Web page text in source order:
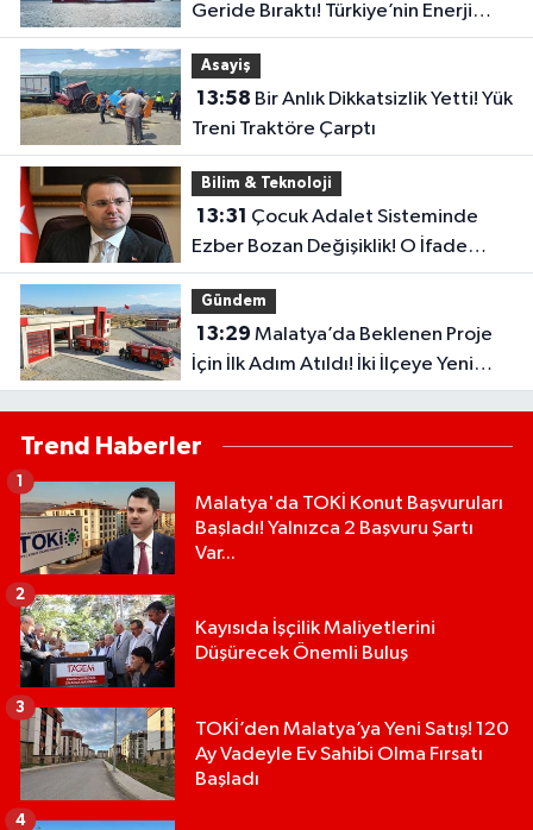
Geride Bıraktı! Türkiye’nin Enerji
Arayışında Yeni Dönem
Asayiş
13:58
Treni Traktöre Çarptı
Bilim & Teknoloji
13:31
Ezber Bozan Değişiklik! O İfade
Artık Tarihe Karışıyor
Gündem
13:29
İçin İlk Adım Atıldı! İki İlçeye Yeni
İtfaiye Binası Geliyor
Trend Haberler
Malatya'da TOKİ Konut Başvuruları
Başladı! Yalnızca 2 Başvuru Şartı
Var...
1
Kayısıda İşçilik Maliyetlerini
Düşürecek Önemli Buluş
2
TOKİ’den Malatya’ya Yeni Satış! 120
Ay Vadeyle Ev Sahibi Olma Fırsatı
Başladı
3
4